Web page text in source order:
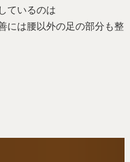
ているのは
には腰以外の足の部分も整